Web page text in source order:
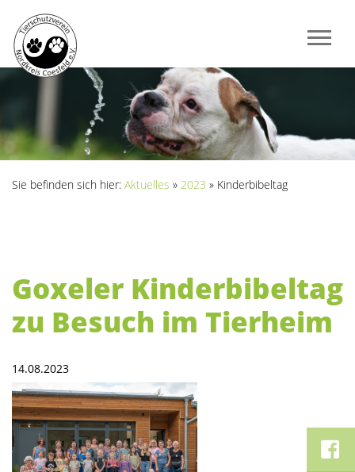
Sie befinden sich hier: Aktuelles » 2023 » Kinderbibeltag
Goxeler Kinderbibeltag
zu Besuch im Tierheim
14.08.2023